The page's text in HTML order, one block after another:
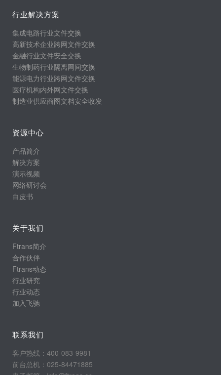
行业解决方案
集成电路行业文件交换
高新技术企业跨网文件交换
金融行业文件安全交换
生物制药行业隔离网间交换
能源电力行业跨网文件交换
医疗机构内外网文件交换
制造业供应商图文档安全收发
资源中心
产品简介
解决方案
演示视频
网络研讨会
白皮书
关于我们
Ftrans简介
合作伙伴
Ftrans动态
行业研究
行业动态
加入飞驰
联系我们
客户热线：400-083-9981
前台总机：025-84471885